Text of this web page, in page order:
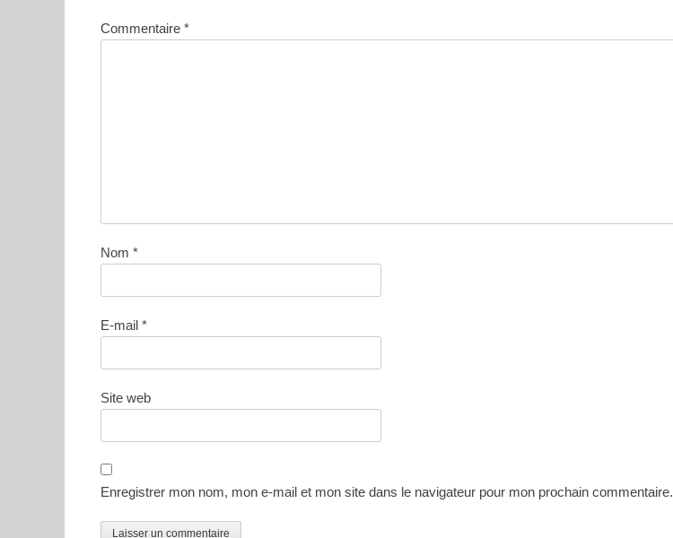
Commentaire *
Nom *
E-mail *
Site web
Enregistrer mon nom, mon e-mail et mon site dans le navigateur pour mon prochain commentaire.